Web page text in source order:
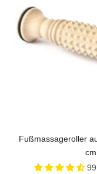
Fußmassageroller
cm